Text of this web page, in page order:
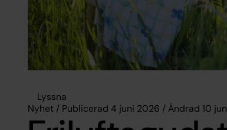
Lyssna
Nyhet / Publicerad 4 juni 2026 / Ändrad 10